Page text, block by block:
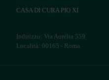
CASA DI CURA PIO XI
Indirizzo: Via Aurelia 559
Località: 00165 - Roma